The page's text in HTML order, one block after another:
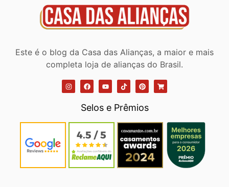
Este é o blog da Casa das Alianças, a maior e mais
completa loja de alianças do Brasil.
Selos e Prêmios